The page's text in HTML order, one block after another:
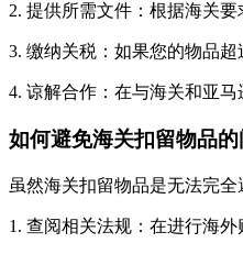
2. 提供所需文件：根据海关
3. 缴纳关税：如果您的物品
4. 谅解合作：在与海关和亚
如何避免海关扣留物品的
虽然海关扣留物品是无法完
1. 查阅相关法规：在进行海